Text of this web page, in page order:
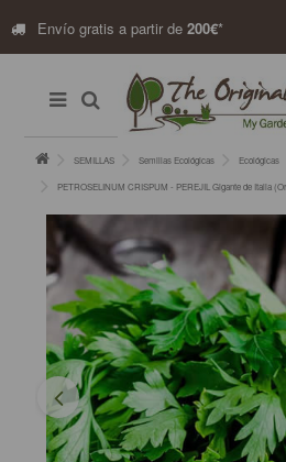
Envío gratis a partir de 200€*
SEMILLAS Semillas Ecológicas Ecológicas
PETROSELINUM CRISPUM - PEREJIL Gigante de Italia